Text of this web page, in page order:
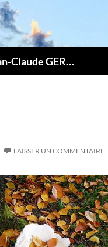
Regardauvergne – Gaël Jean-Claude GERARD
LAISSER UN COMMENTAIRE